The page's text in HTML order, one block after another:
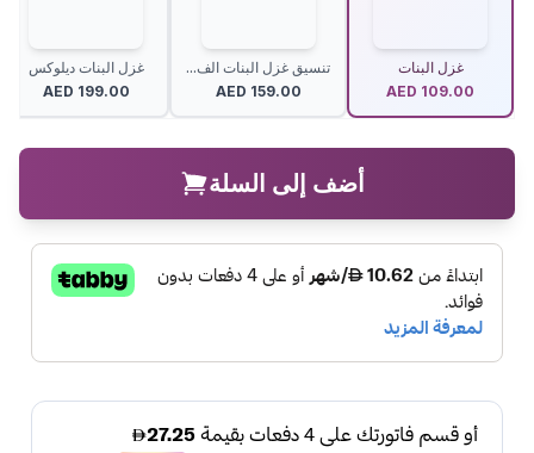
غزل البنات
AED 109.00
تنسيق غزل البنات الف...
AED 159.00
غزل البنات ديلوكس
AED 199.00
أضف إلى السلة